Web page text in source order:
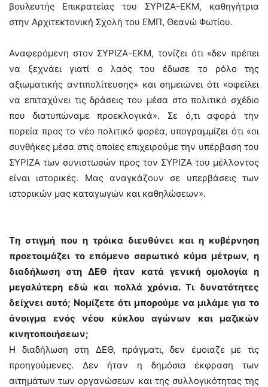
βουλευτής Επικρατείας του ΣΥΡΙΖΑ-ΕΚΜ, καθηγήτρια
στην Αρχιτεκτονική Σχολή του ΕΜΠ, Θεανώ Φωτίου.
Αναφερόμενη στον ΣΥΡΙΖΑ-ΕΚΜ, τονίζει ότι «δεν πρέπει
να ξεχνάει γιατί ο λαός του έδωσε το ρόλο της
αξιωματικής αντιπολίτευσης» και σημειώνει ότι «οφείλει
να επιταχύνει τις δράσεις του μέσα στο πολιτικό σχέδιο
που διατυπώναμε προεκλογικά». Σε ό,τι αφορά την
πορεία προς το νέο πολιτικό φορέα, υπογραμμίζει ότι «οι
συνθήκες μέσα στις οποίες επιχειρούμε την υπέρβαση του
ΣΥΡΙΖΑ των συνιστωσών προς τον ΣΥΡΙΖΑ του μέλλοντος
είναι ιστορικές. Μας αναγκάζουν σε υπερβάσεις των
ιστορικών μας καταγωγών και καθηλώσεων».
Tη στιγμή που η τρόικα διευθύνει και η κυβέρνηση
προετοιμάζει το επόμενο σαρωτικό κύμα μέτρων, η
διαδήλωση στη ΔΕΘ ήταν κατά γενική ομολογία η
μεγαλύτερη εδώ και πολλά χρόνια. Τι δυνατότητες
δείχνει αυτό; Νομίζετε ότι μπορούμε να μιλάμε για το
άνοιγμα ενός νέου κύκλου αγώνων και μαζικών
κινητοποιήσεων;
Η διαδήλωση στη ΔΕΘ, πράγματι, δεν έμοιαζε με τις
προηγούμενες. Δεν ήταν η δημόσια έκφραση των
αιτημάτων των οργανώσεων και της συλλογικότητας της